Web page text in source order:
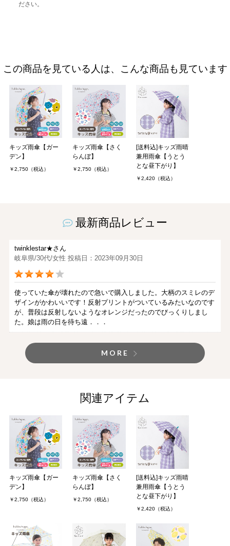
ださい。
この商品を見ている人は、こんな商品も見ています
キッズ雨傘【ガー
デン】
￥2,750（税込）
キッズ雨傘【さく
らんぼ】
￥2,750（税込）
[送料込]キッズ雨晴
兼用雨傘【うとう
とな昼下がり】
￥2,420（税込）
最新商品レビュー
twinklestar★さん
岐阜県/30代/女性 投稿日：2023年09月30日
使っていた傘が壊れたので急いで購入しました。大柄のスミレのデ
ザインがかわいいです！反射プリントがついているみたいなのです
が、普段は反射しないようなオレンジだったのでびっくりしまし
た。娘は雨の日を待ち遠．．．
MORE
関連アイテム
キッズ雨傘【ガー
デン】
￥2,750（税込）
キッズ雨傘【さく
らんぼ】
￥2,750（税込）
[送料込]キッズ雨晴
兼用雨傘【うとう
とな昼下がり】
￥2,420（税込）